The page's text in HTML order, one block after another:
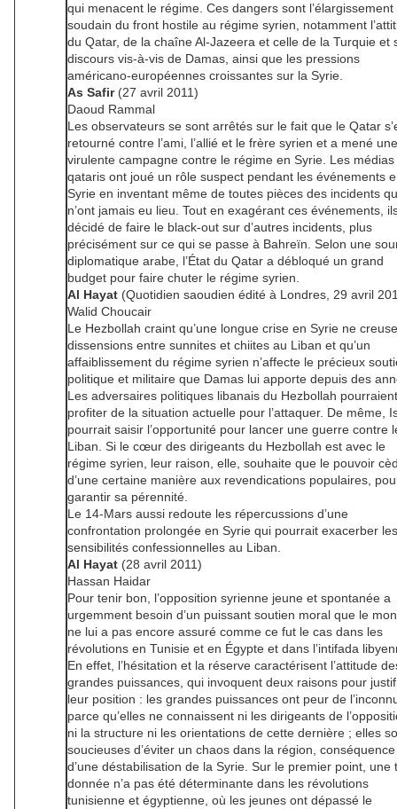
qui menacent le régime. Ces dangers sont l’élargissement
soudain du front hostile au régime syrien, notamment
du Qatar, de la chaîne Al-Jazeera et celle de la Turquie et
discours vis-à-vis de Damas, ainsi que les pressions
américano-européennes croissantes sur la Syrie.
As Safir(27 avril 2011)
Daoud Rammal
Les observateurs se sont arrêtés sur le fait que le Qatar
retourné contre l’ami, l’allié et le frère syrien et a mené une
virulente campagne contre le régime en Syrie. Les médias
qataris ont joué un rôle suspect pendant les événements
Syrie en inventant même de toutes pièces des incidents
n’ont jamais eu lieu. Tout en exagérant ces événements,
décidé de faire le black-out sur d’autres incidents, plus
précisément sur ce qui se passe à Bahreïn. Selon une
diplomatique arabe, l’État du Qatar a débloqué un grand
budget pour faire chuter le régime syrien.
Al Hayat (Quotidien saoudien édité à Londres, 29 avril
Walid Choucair
Le Hezbollah craint qu’une longue crise en Syrie ne
dissensions entre sunnites et chiites au Liban et qu’un
affaiblissement du régime syrien n’affecte le précieux
politique et militaire que Damas lui apporte depuis des
Les adversaires politiques libanais du Hezbollah pourraient
profiter de la situation actuelle pour l’attaquer. De même,
pourrait saisir l’opportunité pour lancer une guerre contre
Liban. Si le cœur des dirigeants du Hezbollah est avec le
régime syrien, leur raison, elle, souhaite que le pouvoir
d’une certaine manière aux revendications populaires,
garantir sa pérennité.
Le 14-Mars aussi redoute les répercussions d’une
confrontation prolongée en Syrie qui pourrait exacerber les
sensibilités confessionnelles au Liban.
Al Hayat (28 avril 2011)
Hassan Haidar
Pour tenir bon, l’opposition syrienne jeune et spontanée a
urgemment besoin d’un puissant soutien moral que le
ne lui a pas encore assuré comme ce fut le cas dans les
révolutions en Tunisie et en Égypte et dans l’intifada
En effet, l’hésitation et la réserve caractérisent l’attitude
grandes puissances, qui invoquent deux raisons pour
leur position : les grandes puissances ont peur de
parce qu’elles ne connaissent ni les dirigeants de
ni la structure ni les orientations de cette dernière ; elles
soucieuses d’éviter un chaos dans la région, conséquence
d’une déstabilisation de la Syrie. Sur le premier point, une
donnée n’a pas été déterminante dans les révolutions
tunisienne et égyptienne, où les jeunes ont dépassé le